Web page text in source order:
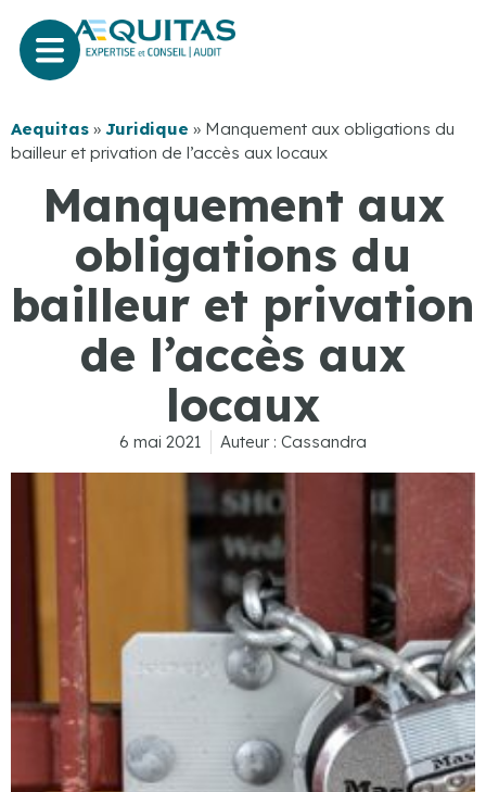
Aequitas » Juridique » Manquement aux obligations du
bailleur et privation de l’accès aux locaux
Manquement aux
obligations du
bailleur et privation
de l’accès aux
locaux
6 mai 2021 Auteur : Cassandra